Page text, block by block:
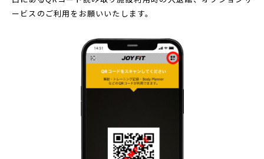
ービスのご利用をお願いいたします。